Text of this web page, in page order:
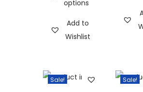
options
Add to
Wishlist
Sale! Sale!